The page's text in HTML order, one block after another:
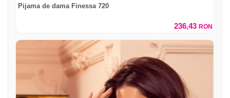
Pijama de dama Finessa 720
236,43 RON